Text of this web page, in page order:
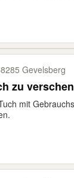
Gevelsberg
zu
mit